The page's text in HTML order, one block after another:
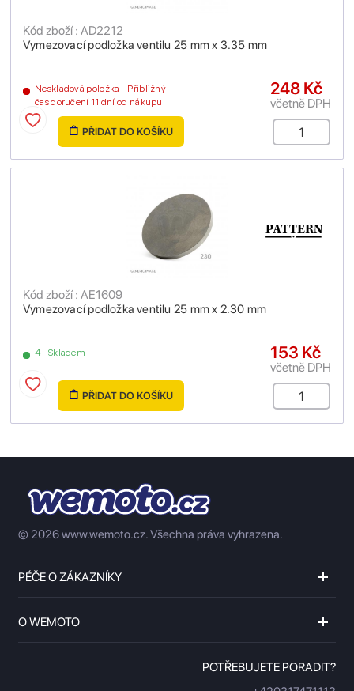
Vymezovací podložka ventilu 25 mm x 3.35 mm
Kód zboží : AD2212
Neskladová položka - Přibližný
čas doručení 11 dní od nákupu
248 Kč
včetně DPH
PŘIDAT DO KOŠÍKU
Vymezovací podložka ventilu 25 mm x 2.30 mm
Kód zboží : AE1609
4+ Skladem 153 Kč
včetně DPH
PŘIDAT DO KOŠÍKU
© 2026 www.wemoto.cz.Všechna práva vyhrazena.
PÉČE O ZÁKAZNÍKY
O WEMOTO
POTŘEBUJETE PORADIT?